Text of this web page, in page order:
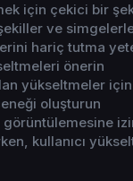
için çekici bir
ve
hariç tutma
önerin
yükseltmeler
oluşturun
görüntülemesine
kullanıcı